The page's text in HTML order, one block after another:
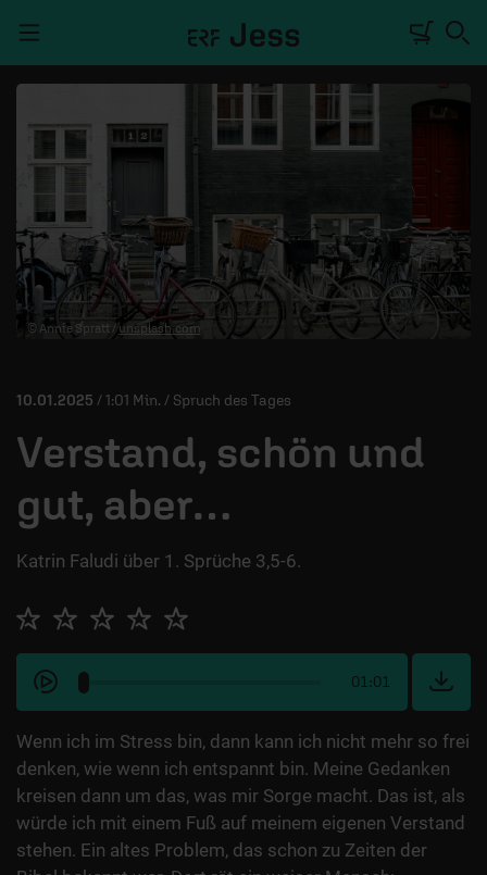
TALKWERK
REPORTAGE
RADIO
DEINE APP
MITMACHEN
ÜBER UNS
© Annie Spratt / unsplash.com
10.01.2025 / 1:01 Min. / Spruch des Tages
Verstand, schön und
gut, aber…
Katrin Faludi über 1. Sprüche 3,5-6.
01:01
Wenn ich im Stress bin, dann kann ich nicht mehr so frei
denken, wie wenn ich entspannt bin. Meine Gedanken
kreisen dann um das, was mir Sorge macht. Das ist, als
würde ich mit einem Fuß auf meinem eigenen Verstand
stehen. Ein altes Problem, das schon zu Zeiten der